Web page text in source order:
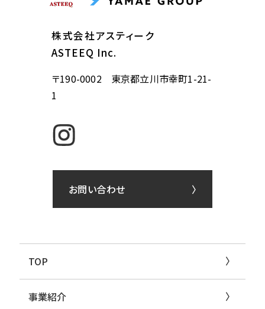
株式会社アスティーク
ASTEEQ Inc.
〒190-0002 東京都立川市幸町1-21-
1
TOP
事業紹介
お問い合わせ